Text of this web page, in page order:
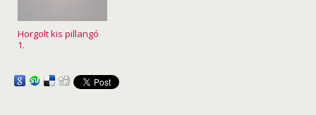
Horgolt kis pillangó
1.